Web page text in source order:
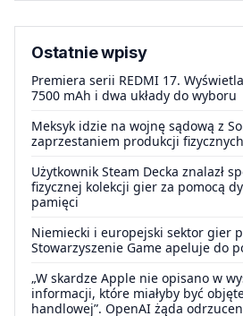
Ostatnie wpisy
Premiera serii REDMI 17.
7500 mAh i dwa układy do wyboru
Meksyk idzie na wojnę sądową z
zaprzestaniem produkcji
Użytkownik Steam Decka znalazł
fizycznej kolekcji gier za pomocą
pamięci
Niemiecki i europejski sektor gier
Stowarzyszenie Game apeluje do
„W skardze Apple nie opisano w
informacji, które miałyby być
handlowej”. OpenAI żąda